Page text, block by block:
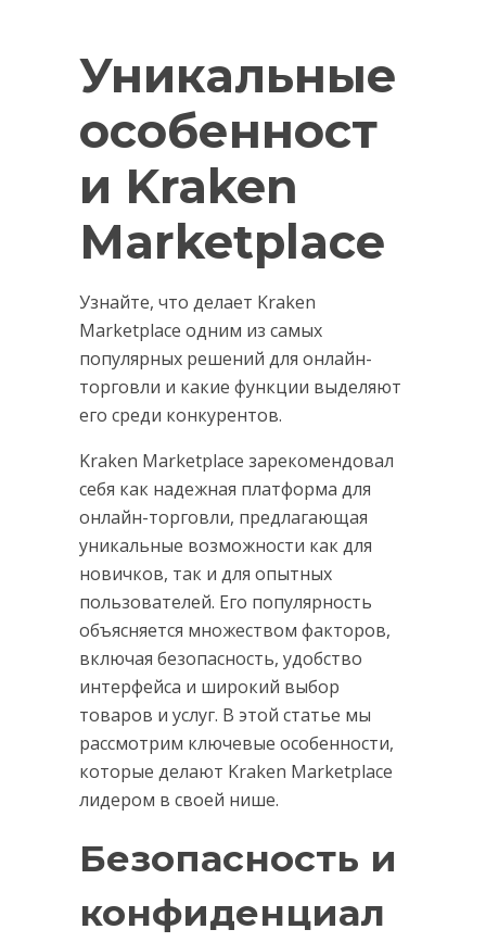
Уникальные
особенност
и Kraken
Marketplace
Узнайте, что делает Kraken
Marketplace одним из самых
популярных решений для онлайн-
торговли и какие функции выделяют
его среди конкурентов.
Kraken Marketplace зарекомендовал
себя как надежная платформа для
онлайн-торговли, предлагающая
уникальные возможности как для
новичков, так и для опытных
пользователей. Его популярность
объясняется множеством факторов,
включая безопасность, удобство
интерфейса и широкий выбор
товаров и услуг. В этой статье мы
рассмотрим ключевые особенности,
которые делают Kraken Marketplace
лидером в своей нише.
Безопасность и
конфиденциал